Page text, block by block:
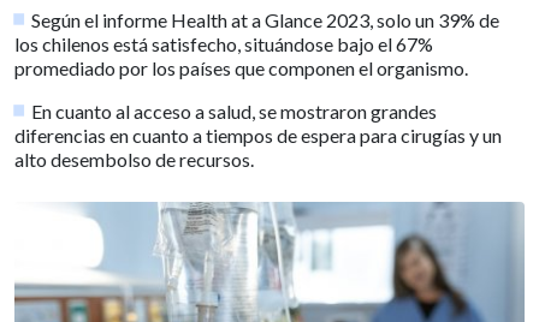
Según el informe Health at a Glance 2023, solo un 39% de
los chilenos está satisfecho, situándose bajo el 67%
promediado por los países que componen el organismo.
En cuanto al acceso a salud, se mostraron grandes
diferencias en cuanto a tiempos de espera para cirugías y un
alto desembolso de recursos.